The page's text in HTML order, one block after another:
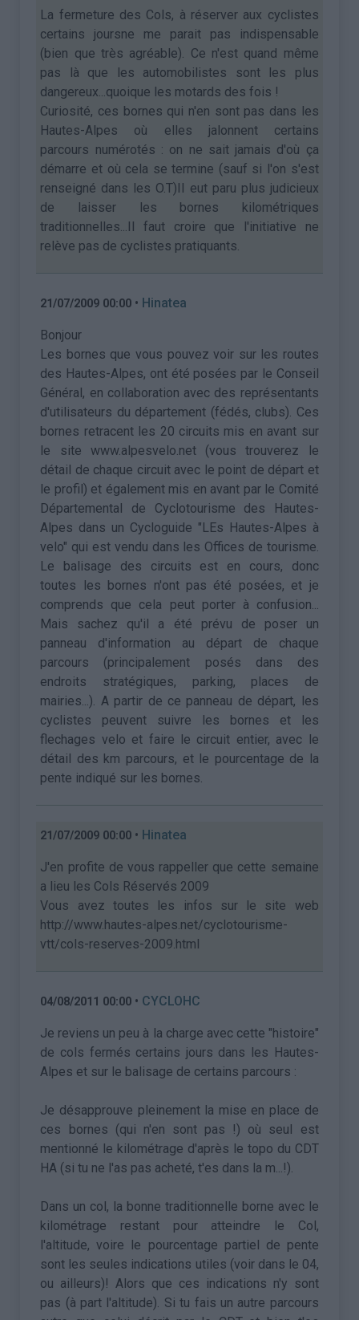
La fermeture des Cols, à réserver aux cyclistes
certains joursne me parait pas indispensable
(bien que très agréable). Ce n'est quand même
pas là que les automobilistes sont les plus
dangereux...quoique les motards des fois !
Curiosité, ces bornes qui n'en sont pas dans les
Hautes-Alpes où elles jalonnent certains
parcours numérotés : on ne sait jamais d'où ça
démarre et où cela se termine (sauf si l'on s'est
renseigné dans les O.T)Il eut paru plus judicieux
de laisser les bornes kilométriques
traditionnelles...Il faut croire que l'initiative ne
relève pas de cyclistes pratiquants.
21/07/2009 00:00 • Hinatea
Bonjour
Les bornes que vous pouvez voir sur les routes
des Hautes-Alpes, ont été posées par le Conseil
Général, en collaboration avec des représentants
d'utilisateurs du département (fédés, clubs). Ces
bornes retracent les 20 circuits mis en avant sur
le site www.alpesvelo.net (vous trouverez le
détail de chaque circuit avec le point de départ et
le profil) et également mis en avant par le Comité
Départemental de Cyclotourisme des Hautes-
Alpes dans un Cycloguide "LEs Hautes-Alpes à
velo" qui est vendu dans les Offices de tourisme.
Le balisage des circuits est en cours, donc
toutes les bornes n'ont pas été posées, et je
comprends que cela peut porter à confusion...
Mais sachez qu'il a été prévu de poser un
panneau d'information au départ de chaque
parcours (principalement posés dans des
endroits stratégiques, parking, places de
mairies...). A partir de ce panneau de départ, les
cyclistes peuvent suivre les bornes et les
flechages velo et faire le circuit entier, avec le
détail des km parcours, et le pourcentage de la
pente indiqué sur les bornes.
21/07/2009 00:00 • Hinatea
J'en profite de vous rappeller que cette semaine
a lieu les Cols Réservés 2009
Vous avez toutes les infos sur le site web
http://www.hautes-alpes.net/cyclotourisme-
vtt/cols-reserves-2009.html
04/08/2011 00:00 • CYCLOHC
Je reviens un peu à la charge avec cette "histoire"
de cols fermés certains jours dans les Hautes-
Alpes et sur le balisage de certains parcours :
Je désapprouve pleinement la mise en place de
ces bornes (qui n'en sont pas !) où seul est
mentionné le kilométrage d'après le topo du CDT
HA (si tu ne l'as pas acheté, t'es dans la m...!).
Dans un col, la bonne traditionnelle borne avec le
kilométrage restant pour atteindre le Col,
l'altitude, voire le pourcentage partiel de pente
sont les seules indications utiles (voir dans le 04,
ou ailleurs)! Alors que ces indications n'y sont
pas (à part l'altitude). Si tu fais un autre parcours